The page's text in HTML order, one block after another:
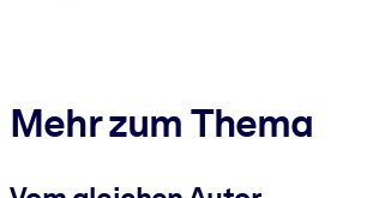
Mehr zum Thema